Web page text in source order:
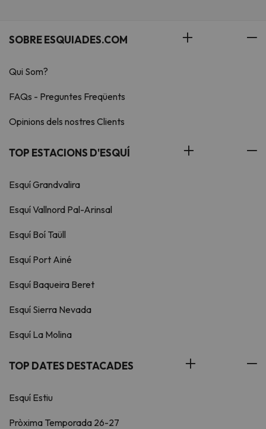
SOBRE ESQUIADES.COM
Qui Som?
FAQs - Preguntes Freqüents
Opinions dels nostres Clients
TOP ESTACIONS D'ESQUÍ
Esquí Grandvalira
Esquí Vallnord Pal-Arinsal
Esquí Boí Taüll
Esquí Port Ainé
Esquí Baqueira Beret
Esquí Sierra Nevada
Esquí La Molina
TOP DATES DESTACADES
Esquí Estiu
Pròxima Temporada 26-27